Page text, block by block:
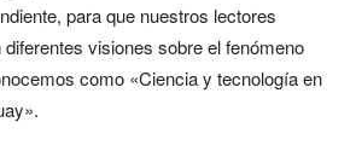
para que nuestros lectores
diferentes visiones sobre el fenómeno
como «Ciencia y tecnología en